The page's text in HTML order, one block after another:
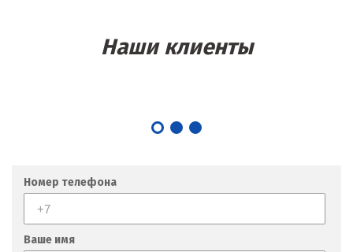
Наши клиенты
Номер телефона
Ваше имя